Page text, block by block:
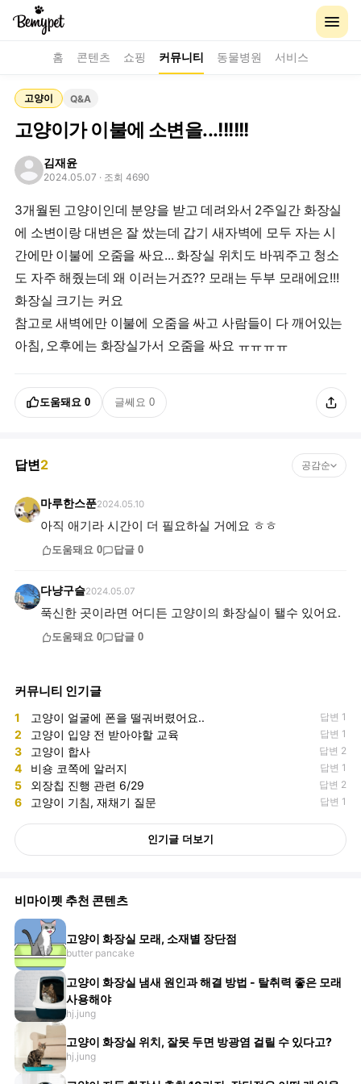
홈 콘텐츠 쇼핑 커뮤니티 동물병원 서비스
고양이 Q&A
고양이가 이불에 소변을...!!!!!!
김재윤
2024.05.07 · 조회 4690
3개월된 고양이인데 분양을 받고 데려와서 2주일간 화장실
에 소변이랑 대변은 잘 쌌는데 갑기 새자벽에 모두 자는 시
간에만 이불에 오줌을 싸요... 화장실 위치도 바꿔주고 청소
도 자주 해줬는데 왜 이러는거죠?? 모래는 두부 모래에요!!!
화장실 크기는 커요
참고로 새벽에만 이불에 오줌을 싸고 사람들이 다 깨어있는
아침, 오후에는 화장실가서 오줌을 싸요 ㅠㅠㅠㅠ
도움돼요 0 글쎄요 0
답변2 공감순
마루한스푼2024.05.10
아직 애기라 시간이 더 필요하실 거에요 ㅎㅎ
도움돼요 0 답글 0
다냥구슬2024.05.07
푹신한 곳이라면 어디든 고양이의 화장실이 됄수 있어요.
도움돼요 0 답글 0
커뮤니티 인기글
1 고양이 얼굴에 폰을 떨궈버렸어요.. 답변 1
2 고양이 입양 전 받아야할 교육 답변 1
3 고양이 합사 답변 2
4 비숑 코쪽에 알러지 답변 1
5 외장칩 진행 관련 6/29 답변 2
6 고양이 기침, 재채기 질문 답변 1
인기글 더보기
비마이펫 추천 콘텐츠
고양이 화장실 모래, 소재별 장단점
butter pancake
고양이 화장실 냄새 원인과 해결 방법 - 탈취력 좋은 모래
사용해야
hj.jung
고양이 화장실 위치, 잘못 두면 방광염 걸릴 수 있다고?
hj.jung